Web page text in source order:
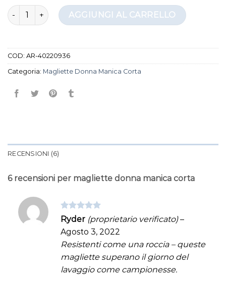
magliette donna manica corta quantità
AGGIUNGI AL CARRELLO
COD: AR-40220936
Categoria: Magliette Donna Manica Corta
RECENSIONI (6)
6 recensioni per magliette donna manica corta
Valutato5
su 5
Ryder (proprietario verificato) –
Agosto 3, 2022
Resistenti come una roccia – queste
magliette superano il giorno del
lavaggio come campionesse.